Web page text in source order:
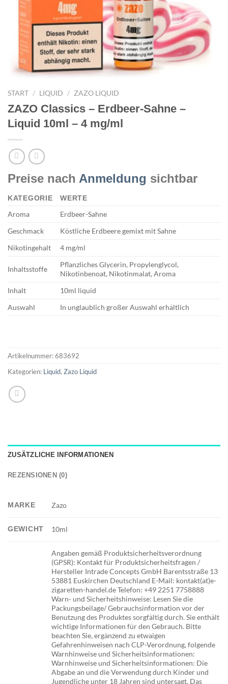
START / LIQUID / ZAZO LIQUID
ZAZO Classics – Erdbeer-Sahne –
Liquid 10ml – 4 mg/ml
Preise nach Anmeldung sichtbar
KATEGORIE WERTE
Aroma
Erdbeer-Sahne
Geschmack
Köstliche Erdbeere gemixt mit Sahne
Nikotingehalt
4 mg/ml
Inhaltsstoffe
Pflanzliches Glycerin, Propylenglycol,
Nikotinbenoat, Nikotinmalat, Aroma
Inhalt
10ml liquid
Auswahl
In unglaublich großer Auswahl erhältlich
Artikelnummer:683692
Kategorien: Liquid, Zazo Liquid
ZUSÄTZLICHE INFORMATIONEN
REZENSIONEN (0)
MARKE Zazo
GEWICHT 10ml
Angaben gemäß Produktsicherheitsverordnung
(GPSR): Kontakt für Produktsicherheitsfragen /
Hersteller Intrade Concepts GmbH Barentsstraße 13
53881 Euskirchen Deutschland E-Mail: kontakt(at)e-
zigaretten-handel.de Telefon: +49 2251 7758888
Warn- und Sicherheitshinweise: Lesen Sie die
Packungsbeilage/ Gebrauchsinformation vor der
Benutzung des Produktes sorgfältig durch. Sie enthält
wichtige Informationen für den Gebrauch. Bitte
beachten Sie, ergänzend zu etwaigen
Gefahrenhinweisen nach CLP-Verordnung, folgende
Warnhinweise und Sicherheitsinformationen:
Warnhinweise und Sicherheitsinformationen: Die
Abgabe an und die Verwendung durch Kinder und
Jugendliche unter 18 Jahren sind untersagt. Das